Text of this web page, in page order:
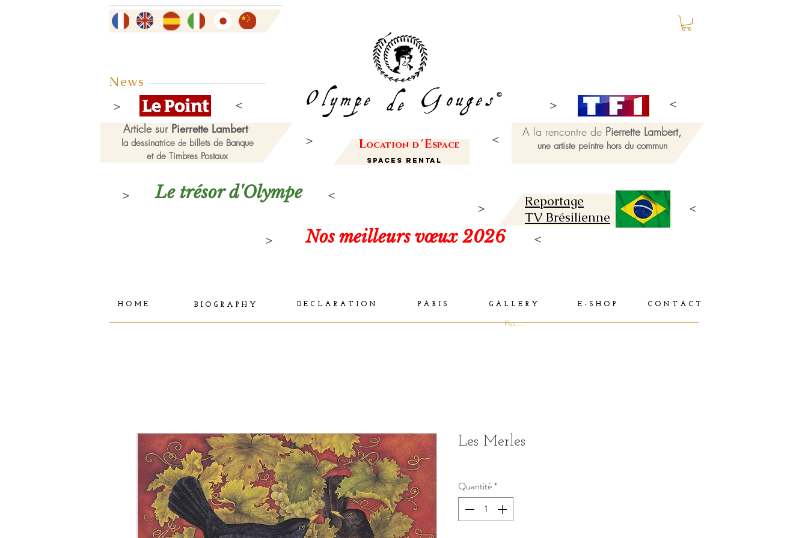
News
Article sur Pierrette Lambert
la dessinatrice debillets de Banque
et de Timbres Postaux
Location d'Espace
Spaces Rental
A la rencontre de Pierrette Lambert,
une artiste peintre hors du commun
Le trésor d'Olympe
Reportage
TV Brésilienne
Nos meilleurs vœux 2026
H O M E B I O G R A P H Y D E C L A R A T I O N P A R I S E - S H O P C O N T A C T
G A L L E R Y
Plus...
Les Merles
Quantité*